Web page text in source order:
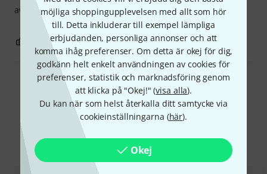
möjliga shoppingupplevelsen med allt som hör
till. Detta inkluderar till exempel lämpliga
erbjudanden, personliga annonser och att
komma ihåg preferenser. Om detta är okej för dig,
godkänn helt enkelt användningen av cookies för
preferenser, statistik och marknadsföring genom
att klicka på "Okej!" (visa alla).
Du kan när som helst återkalla ditt samtycke via
cookieinställningarna (här).
Okej
awesome.
0 ANMÄL RECENSION
Läs alla recensioner
Jämför alternativ